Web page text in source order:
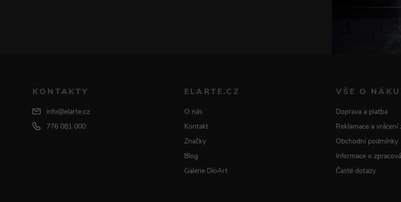
KONTAKTY
info@elarte.cz
776 081 000
ELARTE.CZ
O nás
Kontakt
Značky
Blog
Galerie DioArt
VŠE O
Doprava a platba
Reklamace a vrácení
Obchodní podmínky
Informace o
Časté dotazy